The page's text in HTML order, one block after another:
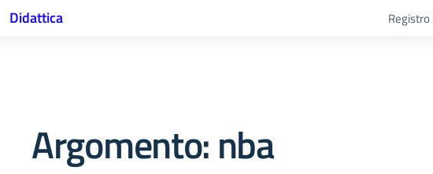
Didattica
Argomento: nba